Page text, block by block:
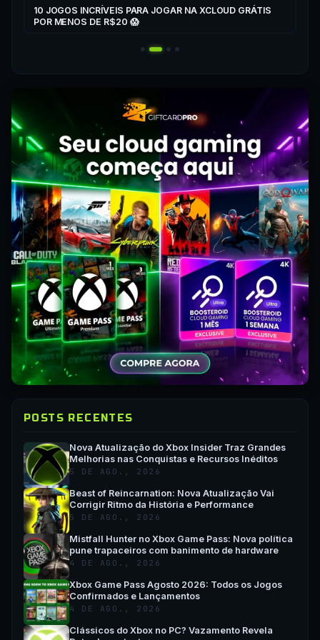
10 JOGOS INCRÍVEIS PARA JOGAR NA XCLOUD GRÁTIS
POR MENOS DE R$20 😱
POSTS RECENTES
Nova Atualização do Xbox Insider Traz Grandes
Melhorias nas Conquistas e Recursos Inéditos
5 DE AGO., 2026
Beast of Reincarnation: Nova Atualização Vai
Corrigir Ritmo da História e Performance
5 DE AGO., 2026
Mistfall Hunter no Xbox Game Pass: Nova política
pune trapaceiros com banimento de hardware
4 DE AGO., 2026
Xbox Game Pass Agosto 2026: Todos os Jogos
Confirmados e Lançamentos
4 DE AGO., 2026
Clássicos do Xbox no PC? Vazamento Revela